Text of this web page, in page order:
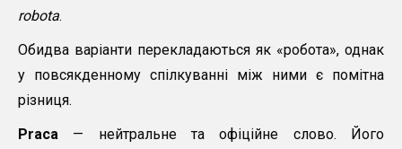
robota.
Обидва варіанти перекладаються як «робота», однак
у повсякденному спілкуванні між ними є помітна
різниця.
Praca — нейтральне та офіційне слово. Його